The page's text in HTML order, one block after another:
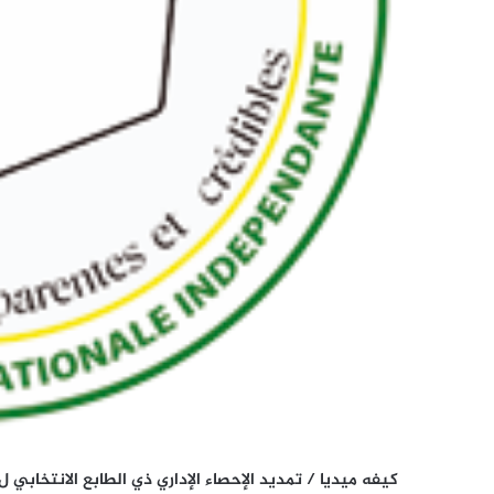
كيفه ميديا / تمديد الإحصاء الإداري ذي الطابع الانتخابي ل 15 يوما